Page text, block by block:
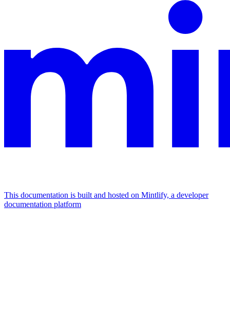
This documentation is built and hosted on Mintlify, a developer
documentation platform